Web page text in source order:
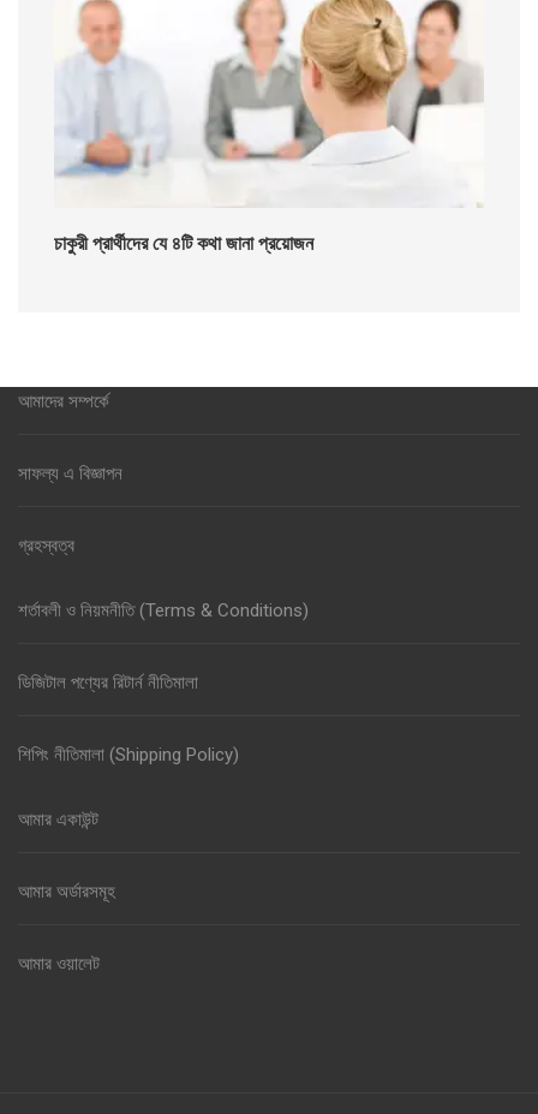
চাকুরী প্রার্থীদের যে ৪টি কথা জানা প্রয়োজন
আমাদের সম্পর্কে
সাফল্য এ বিজ্ঞাপন
গ্রহস্বত্ব
শর্তাবলী ও নিয়মনীতি (Terms & Conditions)
ডিজিটাল পণ্যের রিটার্ন নীতিমালা
শিপিং নীতিমালা (Shipping Policy)
আমার একাউন্ট
আমার অর্ডারসমূহ
আমার ওয়ালেট